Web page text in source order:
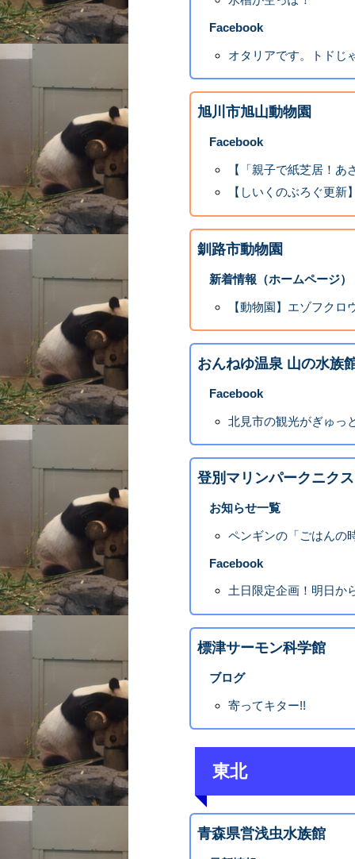
Facebook
オタリアです。トドじ
旭川市旭山動物園
Facebook
【「親子で紙芝居！あ
【しいくのぶろぐ更新】
釧路市動物園
新着情報（ホームページ）
【動物園】エゾフクロ
おんねゆ温泉 山の水族
Facebook
北見市の観光がぎゅっ
登別マリンパークニクス
お知らせ一覧
ペンギンの「ごはんの
Facebook
土日限定企画！明日か
標津サーモン科学館
ブログ
寄ってキター!!
東北
青森県営浅虫水族館